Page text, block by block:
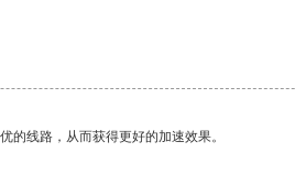
线路，从而获得更好的加速效果。